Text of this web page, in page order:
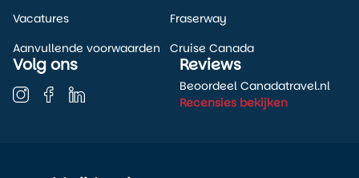
Vacatures
Aanvullende voorwaarden
Fraserway
Cruise Canada
Volg ons Reviews
Beoordeel Canadatravel.nl
Recensies bekijken